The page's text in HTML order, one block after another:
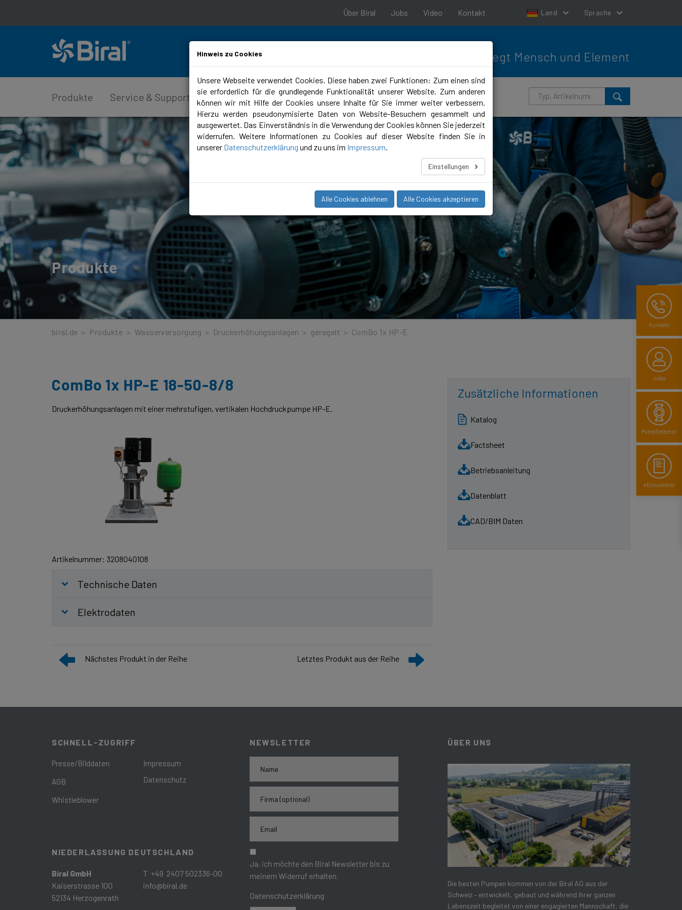
Land Sprache
Über Biral Jobs Video Kontakt
Bewegt Mensch und Element
Produkte Service & Support Planungstools Campus
Kontakt
Jobs
PumpSelector
eDocuments
Produkte
biral.de > Produkte > Wasserversorgung > Druckerhöhungsanlagen > geregelt > ComBo 1x HP-E
ComBo 1x HP-E 18-50-8/8
Druckerhöhungsanlagen mit einer mehrstufigen, vertikalen Hochdruckpumpe HP-E.
Artikelnummer: 3208040108
Technische Daten
Elektrodaten
Nächstes Produkt in der Reihe Letztes Produkt aus der Reihe
Zusätzliche Informationen
Katalog
Factsheet
Betriebsanleitung
Datenblatt
CAD/BIM Daten
SCHNELL-ZUGRIFF
Presse/Bilddaten
AGB
Whistleblower
Impressum
Datenschutz
NIEDERLASSUNG DEUTSCHLAND
Biral GmbH
Kaiserstrasse 100
52134 Herzogenrath
T +49 2407 502336-00
info@biral.de
NEWSLETTER
Ja, ich möchte den Biral Newsletter bis zu
meinem Widerruf erhalten.
Datenschutzerklärung
ÜBER UNS
Die besten Pumpen kommen von der Biral AG aus der
Schweiz – entwickelt, gebaut und während ihrer ganzen
Lebenszeit begleitet von einer engagierten Mannschaft, die
Hinweis zu Cookies
Unsere Webseite verwendet Cookies. Diese haben zwei Funktionen: Zum einen sind
sie erforderlich für die grundlegende Funktionalität unserer Website. Zum anderen
können wir mit Hilfe der Cookies unsere Inhalte für Sie immer weiter verbessern.
Hierzu werden pseudonymisierte Daten von Website-Besuchern gesammelt und
ausgewertet. Das Einverständnis in die Verwendung der Cookies können Sie jederzeit
widerrufen. Weitere Informationen zu Cookies auf dieser Website finden Sie in
unserer Datenschutzerklärung und zu uns im Impressum.
Einstellungen
Alle Cookies ablehnen Alle Cookies akzeptieren